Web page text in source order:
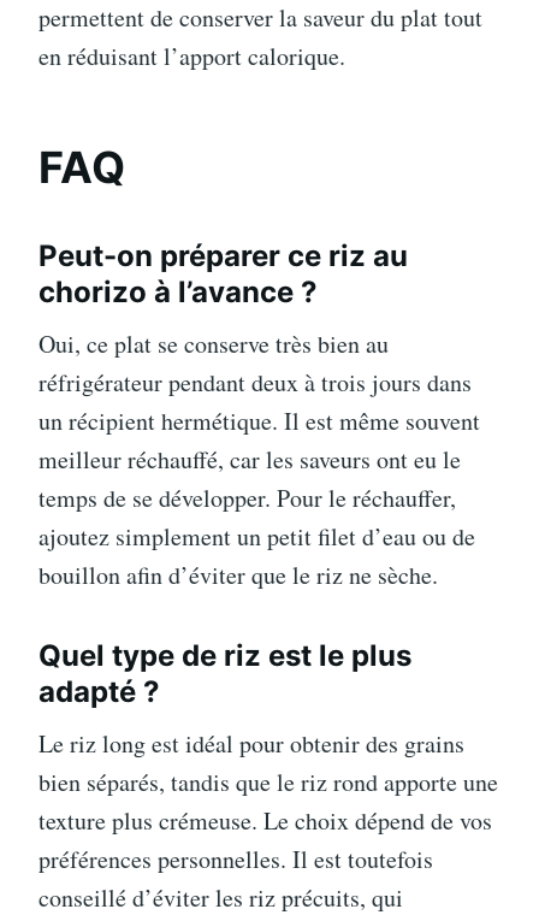
permettent de conserver la saveur du plat tout
en réduisant l’apport calorique.
FAQ
Peut-on préparer ce riz au
chorizo à l’avance ?
Oui, ce plat se conserve très bien au
réfrigérateur pendant deux à trois jours dans
un récipient hermétique. Il est même souvent
meilleur réchauffé, car les saveurs ont eu le
temps de se développer. Pour le réchauffer,
ajoutez simplement un petit filet d’eau ou de
bouillon afin d’éviter que le riz ne sèche.
Quel type de riz est le plus
adapté ?
Le riz long est idéal pour obtenir des grains
bien séparés, tandis que le riz rond apporte une
texture plus crémeuse. Le choix dépend de vos
préférences personnelles. Il est toutefois
conseillé d’éviter les riz précuits, qui